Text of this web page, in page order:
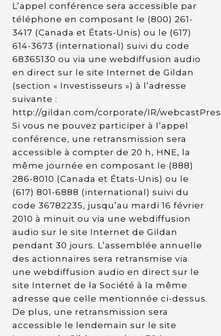
L’appel conférence sera accessible par
téléphone en composant le (800) 261-
3417 (Canada et États-Unis) ou le (617)
614-3673 (international) suivi du code
68365130 ou via une webdiffusion audio
en direct sur le site Internet de Gildan
(section « Investisseurs ») à l’adresse
suivante :
http://gildan.com/corporate/IR/
Si vous ne pouvez participer à l’appel
conférence, une retransmission sera
accessible à compter de 20 h, HNE, la
même journée en composant le (888)
286-8010 (Canada et États-Unis) ou le
(617) 801-6888 (international) suivi du
code 36782235, jusqu’au mardi 16 février
2010 à minuit ou via une webdiffusion
audio sur le site Internet de Gildan
pendant 30 jours. L’assemblée annuelle
des actionnaires sera retransmise via
une webdiffusion audio en direct sur le
site Internet de la Société à la même
adresse que celle mentionnée ci-dessus.
De plus, une retransmission sera
accessible le lendemain sur le site